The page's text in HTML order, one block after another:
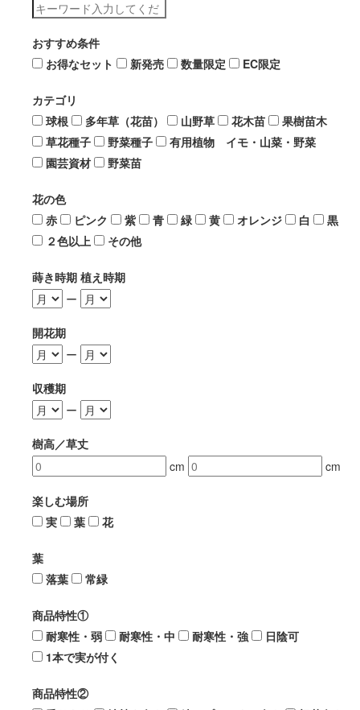
おすすめ条件
お得なセット
新発売 数量限定 EC限定
カテゴリ
球根
多年草（花苗） 山野草 花木苗
果樹苗木
草花種子
野菜種子
有用植物 イモ・山菜・野菜
園芸資材
野菜苗
花の色
赤
ピンク 紫 青 緑 黄 オレンジ 白
黒
２色以上
その他
蒔き時期 植え時期
ー
開花期
ー
収穫期
ー
樹高／草丈
cm
cm
楽しむ場所
実
葉 花
葉
落葉
常緑
商品特性①
耐寒性・弱
耐寒性・中 耐寒性・強
日陰可
1本で実が付く
商品特性②